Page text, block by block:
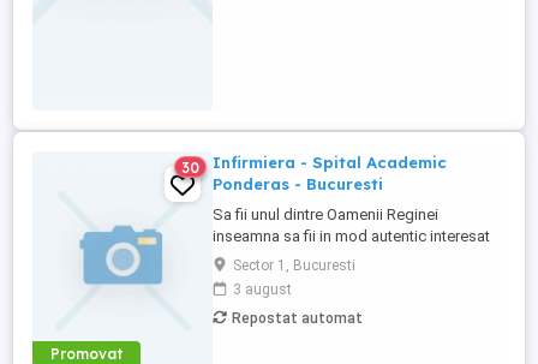
Promovat
30
Infirmiera - Spital Academic
Ponderas - Bucuresti
Sa fii unul dintre Oamenii Reginei
inseamna sa fii in mod autentic interesat
de binele celor din jur. In rolul de Inifirmera
in Spitalul Academic Ponderas - Bucuresti,
vei avea un impact pozitiv in viata
pacientilor, deoarece asiguri voia buna si
Sector 1, Bucuresti
3 august
Repostat automat